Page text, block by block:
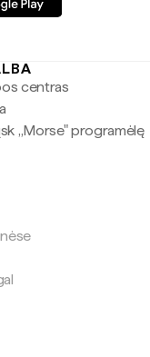
centras
„Morse" programėlę